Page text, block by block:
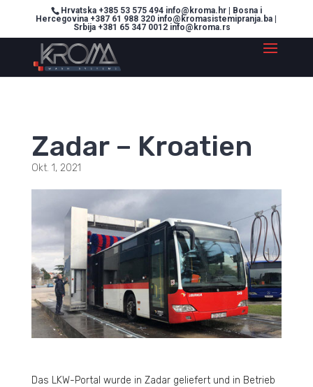
Hrvatska +385 53 575 494 info@kroma.hr | Bosna i
Hercegovina +387 61 988 320 info@kromasistemipranja.ba |
Srbija +381 65 347 0012 info@kroma.rs
Zadar – Kroatien
Okt. 1, 2021
Das LKW-Portal wurde in Zadar geliefert und in Betrieb